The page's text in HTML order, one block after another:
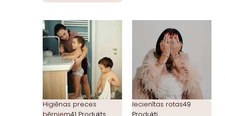
Higiēnas preces
Iecienītas rotas49